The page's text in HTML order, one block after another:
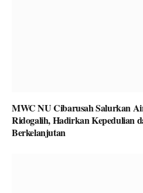
MWC NU Cibarusah Salurkan
Ridogalih, Hadirkan Kepedulian
Berkelanjutan